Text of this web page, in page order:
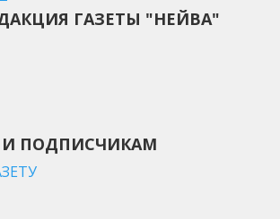
ГАЗЕТЫ "НЕЙВА"
ПОДПИСЧИКАМ